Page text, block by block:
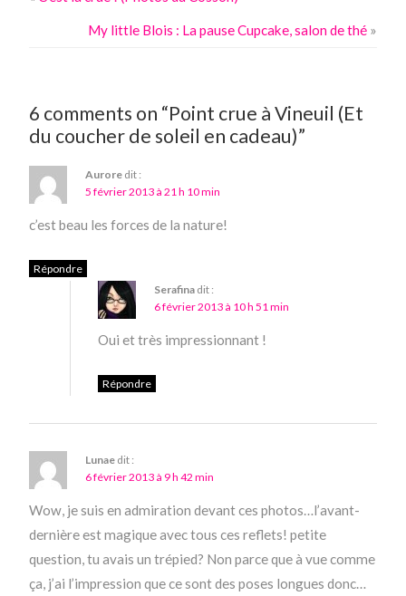
My little Blois : La pause Cupcake, salon de thé»
6 comments on “Point crue à Vineuil (Et
du coucher de soleil en cadeau)”
Aurore dit :
5 février 2013 à 21 h 10 min
c’est beau les forces de la nature!
Répondre
Serafina dit :
6 février 2013 à 10 h 51 min
Oui et très impressionnant !
Répondre
Lunae dit :
6 février 2013 à 9 h 42 min
Wow, je suis en admiration devant ces photos…l’avant-
dernière est magique avec tous ces reflets! petite
question, tu avais un trépied? Non parce que à vue comme
ça, j’ai l’impression que ce sont des poses longues donc…